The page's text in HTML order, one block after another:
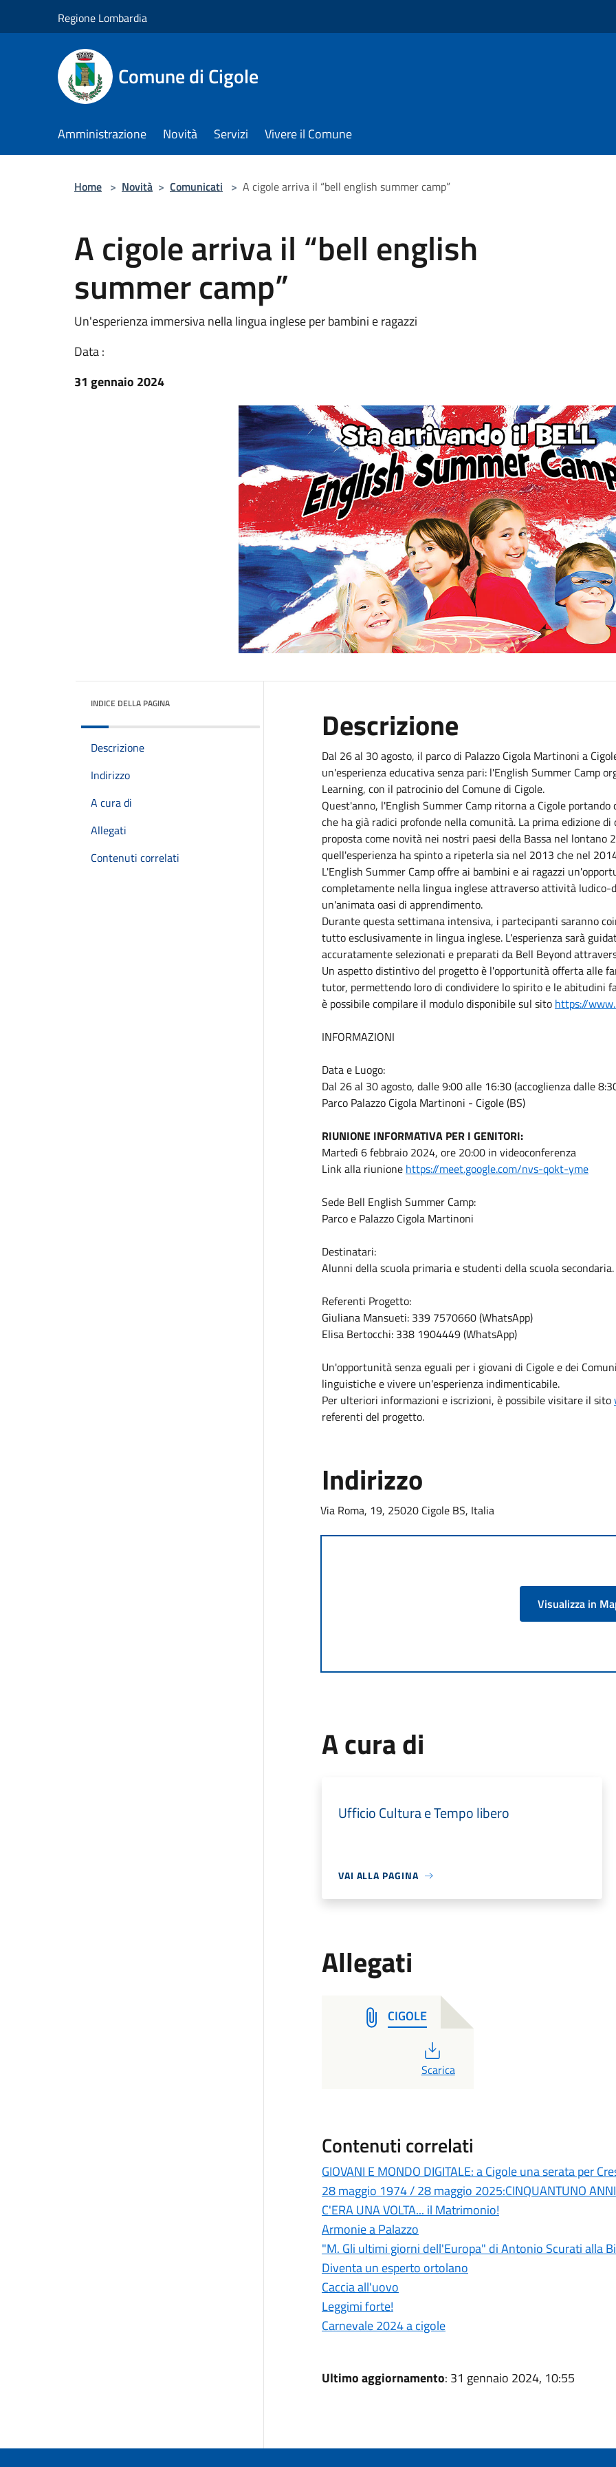
Regione Lombardia
Comune di Cigole
Amministrazione Novità Servizi Vivere il Comune
Home > Novità > Comunicati > A cigole arriva il “bell english summer camp”
A cigole arriva il “bell english
summer camp”
Un'esperienza immersiva nella lingua inglese per bambini e ragazzi
Data :
31 gennaio 2024
INDICE DELLA PAGINA
Descrizione
Indirizzo
A cura di
Allegati
Contenuti correlati
Descrizione
Dal 26 al 30 agosto, il parco di Palazzo Cigola Martinoni a
un'esperienza educativa senza pari: l'English Summer Camp
Learning, con il patrocinio del Comune di Cigole.
Quest'anno, l'English Summer Camp ritorna a Cigole
che ha già radici profonde nella comunità. La prima edizione
proposta come novità nei nostri paesi della Bassa nel lontano
quell'esperienza ha spinto a ripeterla sia nel 2013 che nel
L'English Summer Camp offre ai bambini e ai ragazzi
completamente nella lingua inglese attraverso attività
un'animata oasi di apprendimento.
Durante questa settimana intensiva, i partecipanti saranno
tutto esclusivamente in lingua inglese. L'esperienza sarà
accuratamente selezionati e preparati da Bell Beyond
Un aspetto distintivo del progetto è l'opportunità offerta alle
tutor, permettendo loro di condividere lo spirito e le abitudini
è possibile compilare il modulo disponibile sul sito https://
INFORMAZIONI
Data e Luogo:
Dal 26 al 30 agosto, dalle 9:00 alle 16:30 (accoglienza dalle
Parco Palazzo Cigola Martinoni - Cigole (BS)
RIUNIONE INFORMATIVA PER I GENITORI:
Martedì 6 febbraio 2024, ore 20:00 in videoconferenza
Link alla riunione https://meet.google.com/nvs-qokt-yme
Sede Bell English Summer Camp:
Parco e Palazzo Cigola Martinoni
Destinatari:
Alunni della scuola primaria e studenti della scuola secondaria.
Referenti Progetto:
Giuliana Mansueti: 339 7570660 (WhatsApp)
Elisa Bertocchi: 338 1904449 (WhatsApp)
Un'opportunità senza eguali per i giovani di Cigole e dei
linguistiche e vivere un'esperienza indimenticabile.
Per ulteriori informazioni e iscrizioni, è possibile visitare il sito
referenti del progetto.
Indirizzo
Via Roma, 19, 25020 Cigole BS, Italia
Visualizza in
A cura di
Ufficio Cultura e Tempo libero
VAI ALLA PAGINA
Allegati
CIGOLE
PDF
Scarica
Contenuti correlati
GIOVANI E MONDO DIGITALE: a Cigole una serata per
28 maggio 1974 / 28 maggio 2025:CINQUANTUNO
C'ERA UNA VOLTA... il Matrimonio!
Armonie a Palazzo
"M. Gli ultimi giorni dell'Europa" di Antonio Scurati alla
Diventa un esperto ortolano
Caccia all'uovo
Leggimi forte!
Carnevale 2024 a cigole
Ultimo aggiornamento: 31 gennaio 2024, 10:55